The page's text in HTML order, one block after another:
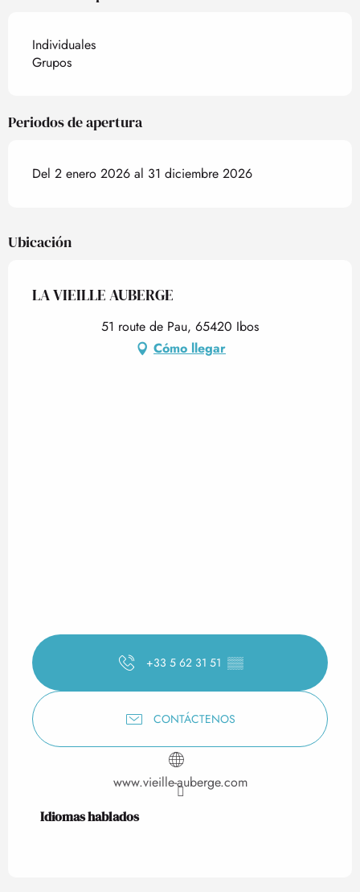
Individuales
Grupos
Periodos de apertura
Del 2 enero 2026 al 31 diciembre 2026
Ubicación
LA VIEILLE AUBERGE
51 route de Pau, 65420 Ibos
Cómo llegar
+33 5 62 31 51 ▒▒
CONTÁCTENOS
www.vieille-auberge.com
Idiomas hablados
Idiomas hablados